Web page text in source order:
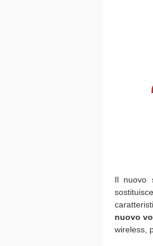
Il nuovo
nuovo
wireless,